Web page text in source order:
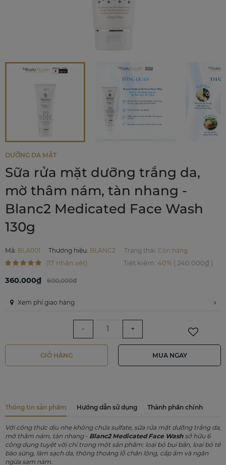
DƯỠNG DA MẶT
Sữa rửa mặt dưỡng trắng da,
mờ thâm nám, tàn nhang -
Blanc2 Medicated Face Wash
130g
Mã: BLA001 Thương hiệu: BLANC2 Trạng thái: Còn hàng
(17 nhận xét) Tiết kiệm: 40% ( 240.000₫)
360.000₫ 600,000đ
Xem phí giao hàng
- +
GIỎ HÀNG MUA NGAY
Thông tin sản phẩm Hướng dẫn sử dụng Thành phần chính
Với công thức dịu nhẹ không chứa sulfate, sữa rửa mặt dưỡng trắng da,
mờ thâm nám, tàn nhang - Blanc2 Medicated Face Washsở hữu 6
công dụng tuyệt vời chỉ trong một sản phẩm: loại bỏ bụi bẩn, loại bỏ tế
bào sừng, làm sạch da, thông thoáng lỗ chân lông, cấp ẩm và ngăn
ngừa sạm nám.